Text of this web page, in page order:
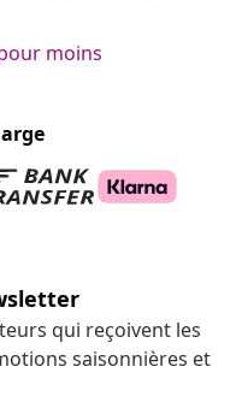
moins
qui reçoivent les
saisonnières et